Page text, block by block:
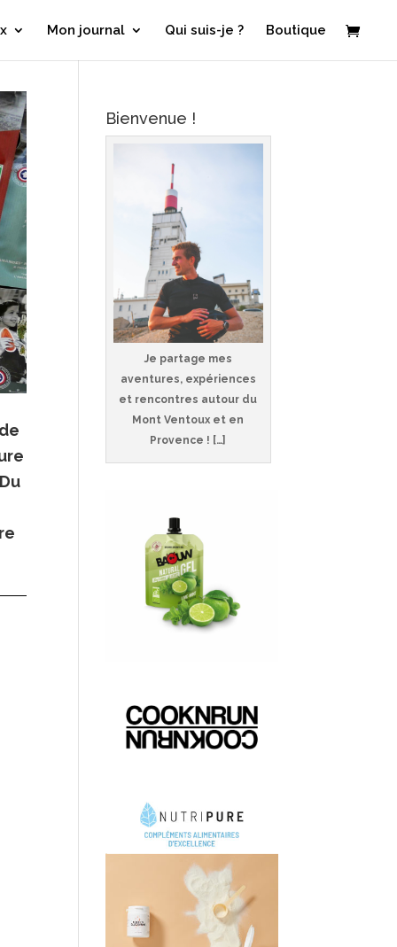
Mon journal Qui suis-je ? Boutique
Du
Bienvenue !
Je partage mes
aventures, expériences
et rencontres autour du
Mont Ventoux et en
Provence ! […]